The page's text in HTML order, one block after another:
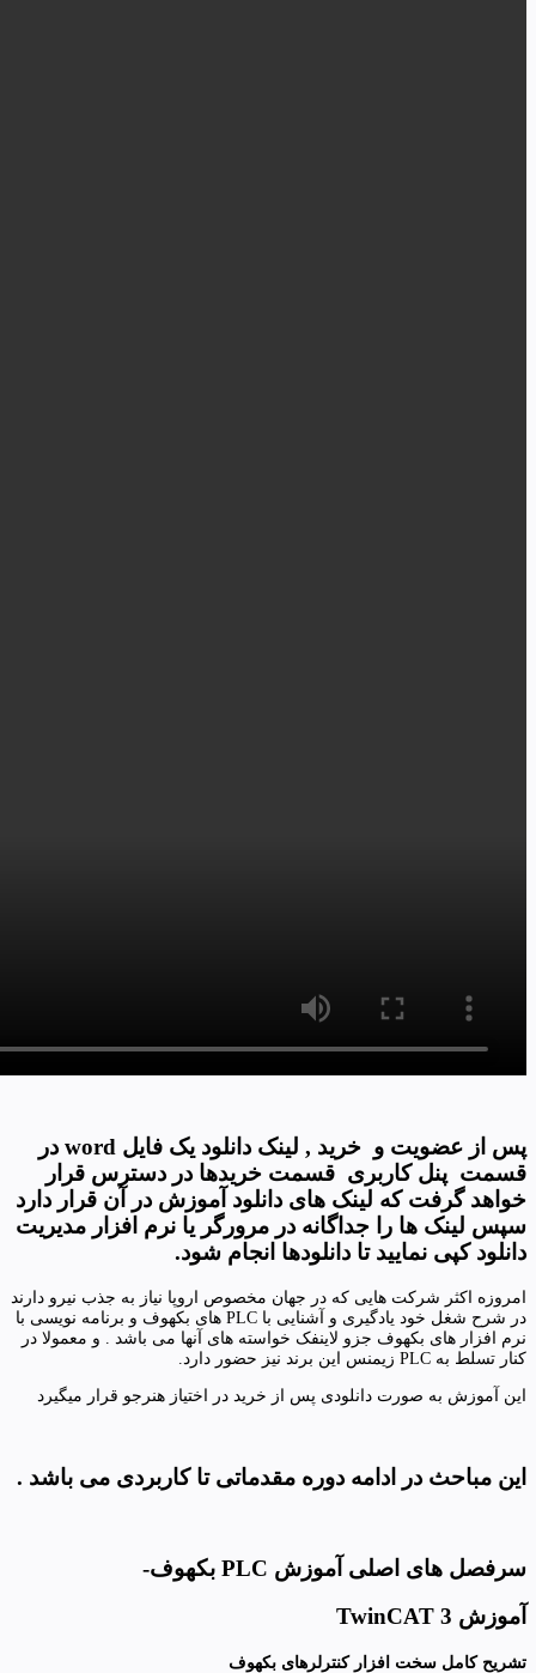
پس از عضویت و خرید , لینک دانلود یک فایل word در
قسمت پنل کاربری قسمت خریدها در دسترس قرار
خواهد گرفت که لینک های دانلود آموزش در آن قرار دارد
سپس لینک ها را جداگانه در مرورگر یا نرم افزار مدیریت
دانلود کپی نمایید تا دانلودها انجام شود.
امروزه اکثر شرکت هایی که در جهان مخصوص اروپا نیاز به جذب نیرو دارند
در شرح شغل خود یادگیری و آشنایی با PLC های بکهوف و برنامه نویسی با
نرم افزار های بکهوف جزو لاینفک خواسته های آنها می باشد . و معمولا در
کنار تسلط به PLC زیمنس این برند نیز حضور دارد.
این آموزش به صورت دانلودی پس از خرید در اختیاز هنرجو قرار میگیرد
این مباحث در ادامه دوره مقدماتی تا کاربردی می باشد .
سرفصل های اصلی آموزش PLC بکهوف-
آموزش TwinCAT 3
تشریح کامل سخت افزار کنترلرهای بکهوف